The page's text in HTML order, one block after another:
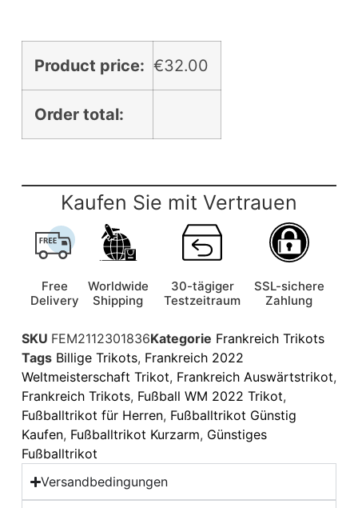
Product price: €32.00
Order total:
Kaufen Sie mit Vertrauen
Free
Delivery
Worldwide
Shipping
30-tägiger
Testzeitraum
SSL-sichere
Zahlung
SKU FEM2112301836Kategorie Frankreich Trikots
Tags Billige Trikots, Frankreich 2022
Weltmeisterschaft Trikot, Frankreich Auswärtstrikot,
Frankreich Trikots, Fußball WM 2022 Trikot,
Fußballtrikot für Herren, Fußballtrikot Günstig
Kaufen, Fußballtrikot Kurzarm, Günstiges
Fußballtrikot
Versandbedingungen